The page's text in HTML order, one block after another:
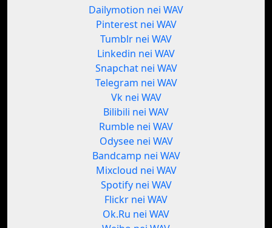
Dailymotion nei WAV
Pinterest nei WAV
Tumblr nei WAV
Linkedin nei WAV
Snapchat nei WAV
Telegram nei WAV
Vk nei WAV
Bilibili nei WAV
Rumble nei WAV
Odysee nei WAV
Bandcamp nei WAV
Mixcloud nei WAV
Spotify nei WAV
Flickr nei WAV
Ok.Ru nei WAV